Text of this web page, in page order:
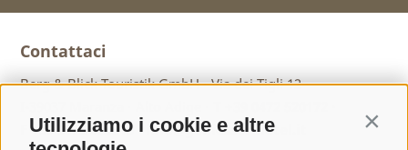
Utilizziamo i cookie e altre
Contattaci
Berg & Blick Touristik GmbH · Via dei Tigli 12 ·
F +39 0472 520313 · info@geniesser-hotel.it